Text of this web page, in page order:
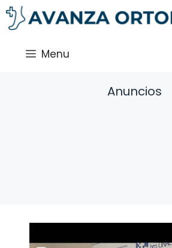
Saltar
al
Menu
Anuncios